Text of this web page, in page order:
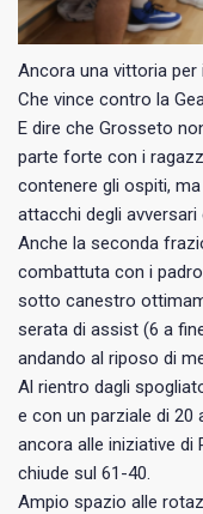
Ancora una vittoria
Che vince contro la
E dire che Grosseto
parte forte con i
contenere gli ospiti,
attacchi degli
Anche la seconda
combattuta con i
sotto canestro
serata di assist (6 a
andando al riposo di
Al rientro dagli
e con un parziale di 20
ancora alle iniziative di
chiude sul 61-40.
Ampio spazio alle